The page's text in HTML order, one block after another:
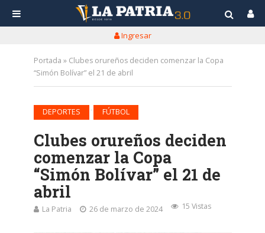
Ingresar
Portada » Clubes orureños deciden comenzar la Copa
“Simón Bolívar” el 21 de abril
DEPORTES FÚTBOL
Clubes orureños deciden
comenzar la Copa
“Simón Bolívar” el 21 de
abril
La Patria 26 de marzo de 2024 15 Vistas